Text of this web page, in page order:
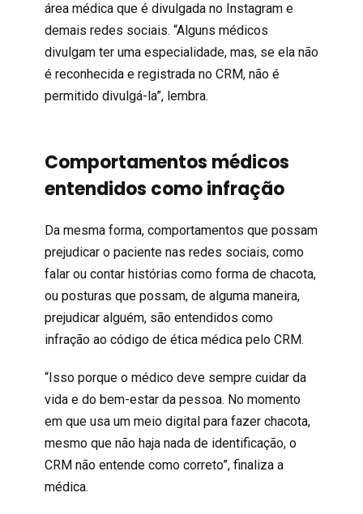
área médica que é divulgada no Instagram e
demais redes sociais. “Alguns médicos
divulgam ter uma especialidade, mas, se ela não
é reconhecida e registrada no CRM, não é
permitido divulgá-la”, lembra.
Comportamentos médicos
entendidos como infração
Da mesma forma, comportamentos que possam
prejudicar o paciente nas redes sociais, como
falar ou contar histórias como forma de chacota,
ou posturas que possam, de alguma maneira,
prejudicar alguém, são entendidos como
infração ao código de ética médica pelo CRM.
“Isso porque o médico deve sempre cuidar da
vida e do bem-estar da pessoa. No momento
em que usa um meio digital para fazer chacota,
mesmo que não haja nada de identificação, o
CRM não entende como correto”, finaliza a
médica.